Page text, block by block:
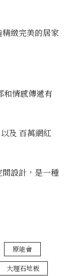
緻完美的居家
和情感傳遞有
及 百萬網紅
設計，是一種
原能會
大理石地板